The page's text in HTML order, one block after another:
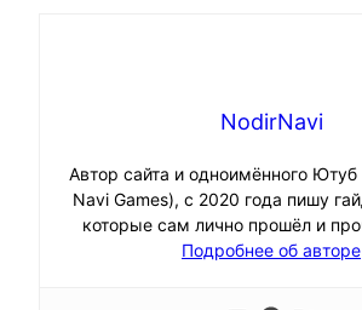
NodirNavi
Автор сайта и одноимённого
Navi Games), с 2020 года пишу
которые сам лично прошёл и
Подробнее об авторе